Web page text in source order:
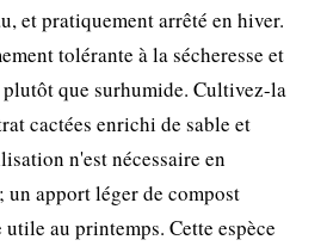
et pratiquement arrêté en hiver.
tolérante à la sécheresse et
plutôt que surhumide. Cultivez-la
cactées enrichi de sable et
n'est nécessaire en
apport léger de compost
au printemps. Cette espèce